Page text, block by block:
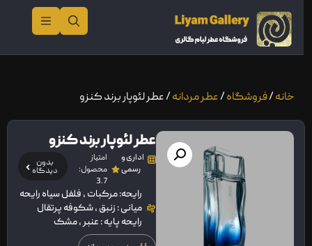
خانه/فروشگاه/عطر مردانه/ عطر لئوپار برند کنزو
عطر لئوپار برند کنزو
اداری و
رسمی
امتیاز
محصول:
3.7
بدون
دیدگاه
رایحه: مرکبات ، فلفل سیاه رايحه
ميانی : زنبق ، شکوفه پرتقال
رايحه پایه : عنبر ، مشک